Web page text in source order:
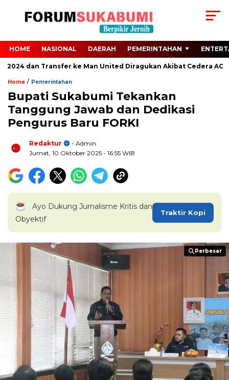
HOME NASIONAL DAERAH PEMERINTAHAN
dan Transfer ke Man United Diragukan Akibat Cedera ACL
Home / Pemerintahan
Bupati Sukabumi Tekankan
Tanggung Jawab dan Dedikasi
Pengurus Baru FORKI
Redaktur
- Admin
Jumat, 10 Oktober 2025 - 16:55 WIB
Ayo Dukung Jurnalisme Kritis dan
Obyektif
Traktir Kopi
Perbesar
Perbesar